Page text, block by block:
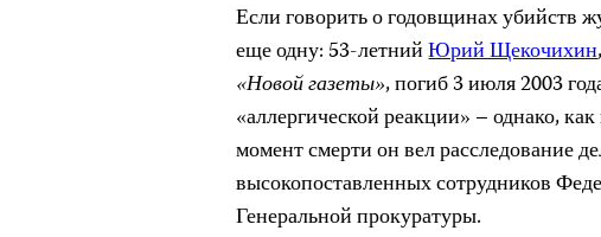
Если говорить о годовщинах убийств
еще одну: 53-летнийЮрий Щекочихин
«Новой газеты», погиб 3 июля 2003
«аллергической реакции» – однако,
момент смерти он вел расследование
высокопоставленных сотрудников
Генеральной прокуратуры.